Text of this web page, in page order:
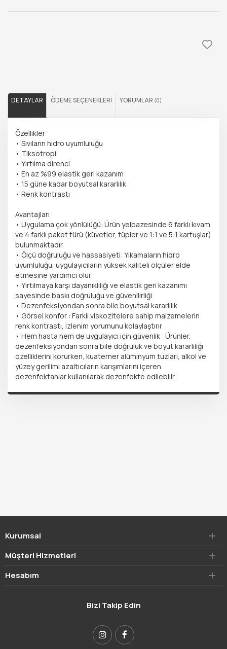
DETAYLAR ÖDEME SEÇENEKLERI YORUMLAR (0)
Özellikler
• Sıvıların hidro uyumluluğu
• Tiksotropi
• Yırtılma direnci
• En az %99 elastik geri kazanım
• 15 güne kadar boyutsal kararlılık
• Renk kontrastı
Avantajları
• Uygulama çok yönlülüğü: Ürün yelpazesinde 6 farklı kıvam
ve 4 farklı paket türü (küvetler, tüpler ve 1:1 ve 5:1 kartuşlar)
bulunmaktadır.
• Ölçü doğruluğu ve hassasiyeti: Yıkamaların hidro
uyumluluğu, uygulayıcıların yüksek kaliteli ölçüler elde
etmesine yardımcı olur
• Yırtılmaya karşı dayanıklılığı ve elastik geri kazanımı
sayesinde baskı doğruluğu ve güvenilirliği
• Dezenfeksiyondan sonra bile boyutsal kararlılık
• Görsel konfor : Farklı viskozitelere sahip malzemelerin
renk kontrastı, izlenim yorumunu kolaylaştırır
• Hem hasta hem de uygulayıcı için güvenlik : Ürünler,
dezenfeksiyondan sonra bile doğruluk ve boyut kararlılığı
özelliklerini korurken, kuaterner alüminyum tuzları, alkol ve
yüzey gerilimi azaltıcıların karışımlarını içeren
dezenfektanlar kullanılarak dezenfekte edilebilir.
Kurumsal
Müşteri Hizmetleri
Hesabım
Bizi Takip Edin